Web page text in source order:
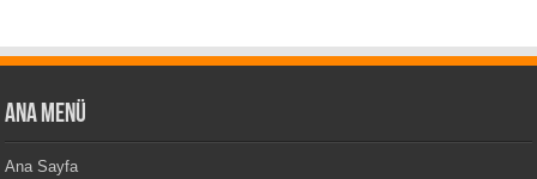
Ana Menü
Ana Sayfa